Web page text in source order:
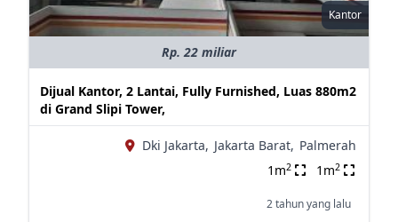
Kantor
Rp. 22 miliar
Dijual Kantor, 2 Lantai, Fully Furnished, Luas 880m2
di Grand Slipi Tower,
Dki Jakarta, Jakarta Barat, Palmerah
1m2 1m2
2 tahun yang lalu